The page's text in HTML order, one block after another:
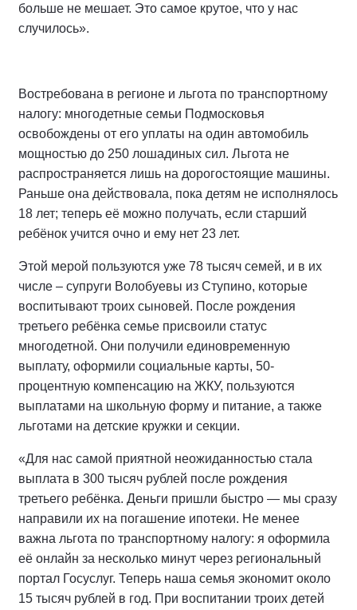
больше не мешает. Это самое крутое, что у нас
случилось».
Востребована в регионе и льгота по транспортному
налогу: многодетные семьи Подмосковья
освобождены от его уплаты на один автомобиль
мощностью до 250 лошадиных сил. Льгота не
распространяется лишь на дорогостоящие машины.
Раньше она действовала, пока детям не исполнялось
18 лет; теперь её можно получать, если старший
ребёнок учится очно и ему нет 23 лет.
Этой мерой пользуются уже 78 тысяч семей, и в их
числе – супруги Волобуевы из Ступино, которые
воспитывают троих сыновей. После рождения
третьего ребёнка семье присвоили статус
многодетной. Они получили единовременную
выплату, оформили социальные карты, 50-
процентную компенсацию на ЖКУ, пользуются
выплатами на школьную форму и питание, а также
льготами на детские кружки и секции.
«Для нас самой приятной неожиданностью стала
выплата в 300 тысяч рублей после рождения
третьего ребёнка. Деньги пришли быстро — мы сразу
направили их на погашение ипотеки. Не менее
важна льгота по транспортному налогу: я оформила
её онлайн за несколько минут через региональный
портал Госуслуг. Теперь наша семья экономит около
15 тысяч рублей в год. При воспитании троих детей